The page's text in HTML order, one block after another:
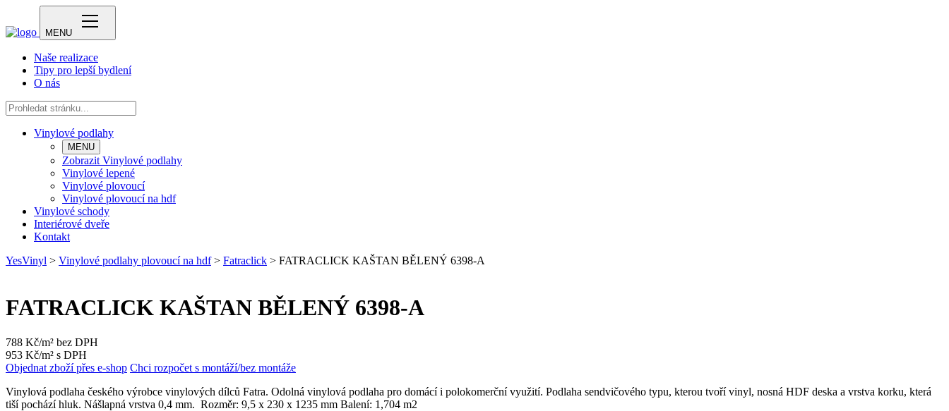
MENU
Naše realizace
Tipy pro lepší bydlení
O nás
Vinylové podlahy
MENU
Zobrazit Vinylové podlahy
Vinylové lepené
Vinylové plovoucí
Vinylové plovoucí na hdf
Vinylové schody
Interiérové dveře
Kontakt
YesVinyl > Vinylové podlahy plovoucí na hdf> Fatraclick > FATRACLICK KAŠTAN BĚLENÝ 6398-A
FATRACLICK KAŠTAN BĚLENÝ 6398-A
788 Kč/m² bez DPH
953 Kč/m² s DPH
Objednat zboží přes e-shop Chci rozpočet s montáží/bez montáže
Vinylová podlaha českého výrobce vinylových dílců Fatra. Odolná vinylová podlaha pro domácí i polokomerční využití. Podlaha sendvičového typu, kterou tvoří vinyl, nosná HDF deska a vrstva korku, která
tiší pochází hluk. Nášlapná vrstva 0,4 mm. Rozměr: 9,5 x 230 x 1235 mm Balení: 1,704 m2